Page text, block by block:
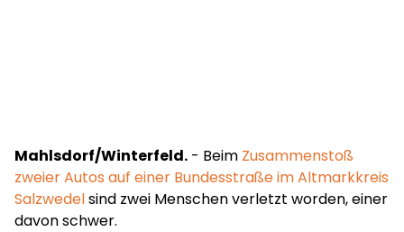
Mahlsdorf/Winterfeld. - Beim Zusammenstoß
zweier Autos auf einer Bundesstraße im Altmarkkreis
Salzwedelsind zwei Menschen verletzt worden, einer
davon schwer.